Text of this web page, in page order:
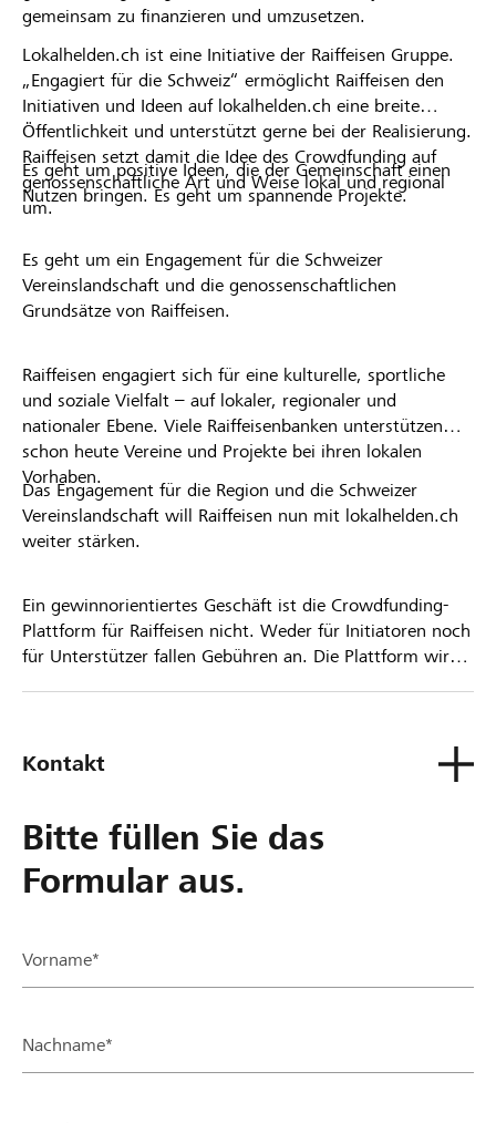
gemeinsam zu finanzieren und umzusetzen.
Lokalhelden.ch ist eine Initiative der Raiffeisen Gruppe.
„Engagiert für die Schweiz“ ermöglicht Raiffeisen den
Initiativen und Ideen auf lokalhelden.ch eine breite
Öffentlichkeit und unterstützt gerne bei der Realisierung.
Raiffeisen setzt damit die Idee des Crowdfunding auf
genossenschaftliche Art und Weise lokal und regional
um.
Es geht um positive Ideen, die der Gemeinschaft einen
Nutzen bringen. Es geht um spannende Projekte.
Es geht um ein Engagement für die Schweizer
Vereinslandschaft und die genossenschaftlichen
Grundsätze von Raiffeisen.
Raiffeisen engagiert sich für eine kulturelle, sportliche
und soziale Vielfalt – auf lokaler, regionaler und
nationaler Ebene. Viele Raiffeisenbanken unterstützen
schon heute Vereine und Projekte bei ihren lokalen
Vorhaben.
Das Engagement für die Region und die Schweizer
Vereinslandschaft will Raiffeisen nun mit lokalhelden.ch
weiter stärken.
Ein gewinnorientiertes Geschäft ist die Crowdfunding-
Plattform für Raiffeisen nicht. Weder für Initiatoren noch
für Unterstützer fallen Gebühren an. Die Plattform wird
Kontakt
Bitte füllen Sie das
Formular aus.
Vorname*
Nachname*